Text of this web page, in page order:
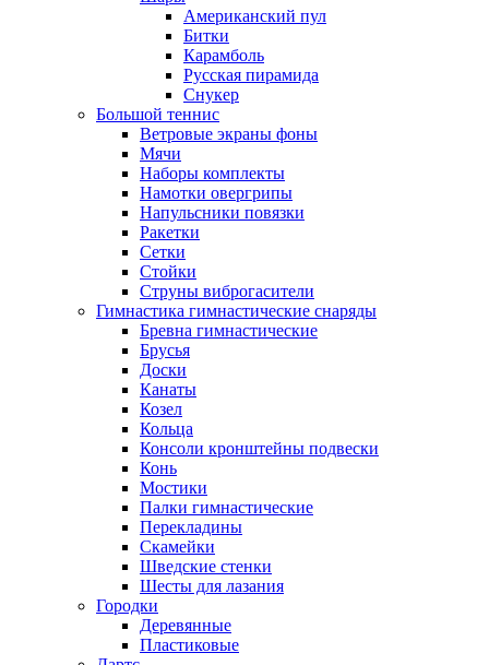
Американский пул
Битки
Карамболь
Русская пирамида
Снукер
Большой теннис
Ветровые экраны фоны
Мячи
Наборы комплекты
Намотки овергрипы
Напульсники повязки
Ракетки
Сетки
Стойки
Струны виброгасители
Гимнастика гимнастические снаряды
Бревна гимнастические
Брусья
Доски
Канаты
Козел
Кольца
Консоли кронштейны подвески
Конь
Мостики
Палки гимнастические
Перекладины
Скамейки
Шведские стенки
Шесты для лазания
Городки
Деревянные
Пластиковые